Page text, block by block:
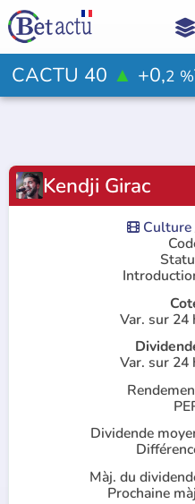

CACTU 40 ▲ +0,2 %
Kendji Girac
 Culture
Var. sur 24
Var. sur 24
Dividende
Màj. du
Prochaine